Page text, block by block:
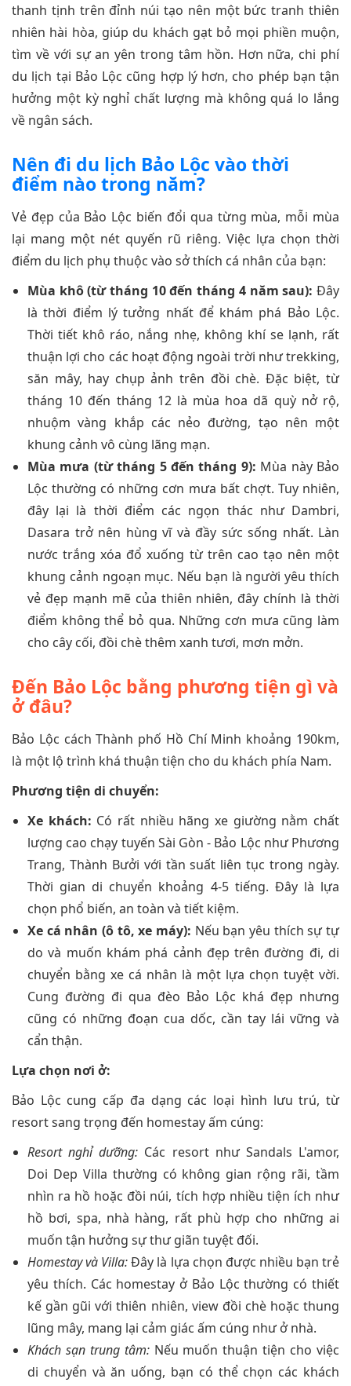
thanh tịnh trên đỉnh núi tạo nên một bức tranh thiên
nhiên hài hòa, giúp du khách gạt bỏ mọi phiền muộn,
tìm về với sự an yên trong tâm hồn. Hơn nữa, chi phí
du lịch tại Bảo Lộc cũng hợp lý hơn, cho phép bạn tận
hưởng một kỳ nghỉ chất lượng mà không quá lo lắng
về ngân sách.
Nên đi du lịch Bảo Lộc vào thời
điểm nào trong năm?
Vẻ đẹp của Bảo Lộc biến đổi qua từng mùa, mỗi mùa
lại mang một nét quyến rũ riêng. Việc lựa chọn thời
điểm du lịch phụ thuộc vào sở thích cá nhân của bạn:
Mùa khô (từ tháng 10 đến tháng 4 năm sau): Đây
là thời điểm lý tưởng nhất để khám phá Bảo Lộc.
Thời tiết khô ráo, nắng nhẹ, không khí se lạnh, rất
thuận lợi cho các hoạt động ngoài trời như trekking,
săn mây, hay chụp ảnh trên đồi chè. Đặc biệt, từ
tháng 10 đến tháng 12 là mùa hoa dã quỳ nở rộ,
nhuộm vàng khắp các nẻo đường, tạo nên một
khung cảnh vô cùng lãng mạn.
Mùa mưa (từ tháng 5 đến tháng 9): Mùa này Bảo
Lộc thường có những cơn mưa bất chợt. Tuy nhiên,
đây lại là thời điểm các ngọn thác như Dambri,
Dasara trở nên hùng vĩ và đầy sức sống nhất. Làn
nước trắng xóa đổ xuống từ trên cao tạo nên một
khung cảnh ngoạn mục. Nếu bạn là người yêu thích
vẻ đẹp mạnh mẽ của thiên nhiên, đây chính là thời
điểm không thể bỏ qua. Những cơn mưa cũng làm
cho cây cối, đồi chè thêm xanh tươi, mơn mởn.
Đến Bảo Lộc bằng phương tiện gì và
ở đâu?
Bảo Lộc cách Thành phố Hồ Chí Minh khoảng 190km,
là một lộ trình khá thuận tiện cho du khách phía Nam.
Phương tiện di chuyển:
Xe khách: Có rất nhiều hãng xe giường nằm chất
lượng cao chạy tuyến Sài Gòn - Bảo Lộc như Phương
Trang, Thành Bưởi với tần suất liên tục trong ngày.
Thời gian di chuyển khoảng 4-5 tiếng. Đây là lựa
chọn phổ biến, an toàn và tiết kiệm.
Xe cá nhân (ô tô, xe máy): Nếu bạn yêu thích sự tự
do và muốn khám phá cảnh đẹp trên đường đi, di
chuyển bằng xe cá nhân là một lựa chọn tuyệt vời.
Cung đường đi qua đèo Bảo Lộc khá đẹp nhưng
cũng có những đoạn cua dốc, cần tay lái vững và
cẩn thận.
Lựa chọn nơi ở:
Bảo Lộc cung cấp đa dạng các loại hình lưu trú, từ
resort sang trọng đến homestay ấm cúng:
Resort nghỉ dưỡng: Các resort như Sandals L'amor,
Doi Dep Villa thường có không gian rộng rãi, tầm
nhìn ra hồ hoặc đồi núi, tích hợp nhiều tiện ích như
hồ bơi, spa, nhà hàng, rất phù hợp cho những ai
muốn tận hưởng sự thư giãn tuyệt đối.
Homestay và Villa:Đây là lựa chọn được nhiều bạn trẻ
yêu thích. Các homestay ở Bảo Lộc thường có thiết
kế gần gũi với thiên nhiên, view đồi chè hoặc thung
lũng mây, mang lại cảm giác ấm cúng như ở nhà.
Khách sạn trung tâm:Nếu muốn thuận tiện cho việc
di chuyển và ăn uống, bạn có thể chọn các khách